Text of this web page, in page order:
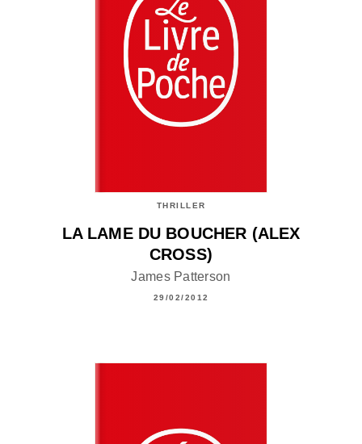
THRILLER
LA LAME DU BOUCHER (ALEX
CROSS)
James Patterson
29/02/2012